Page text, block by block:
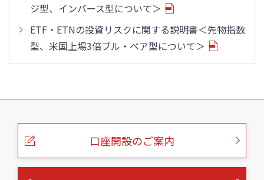
ジ型、インバース型について＞
ETF・ETNの投資リスクに関する説明書＜先物指数
型、米国上場3倍ブル・ベア型について＞
こ
口座開設のご案内